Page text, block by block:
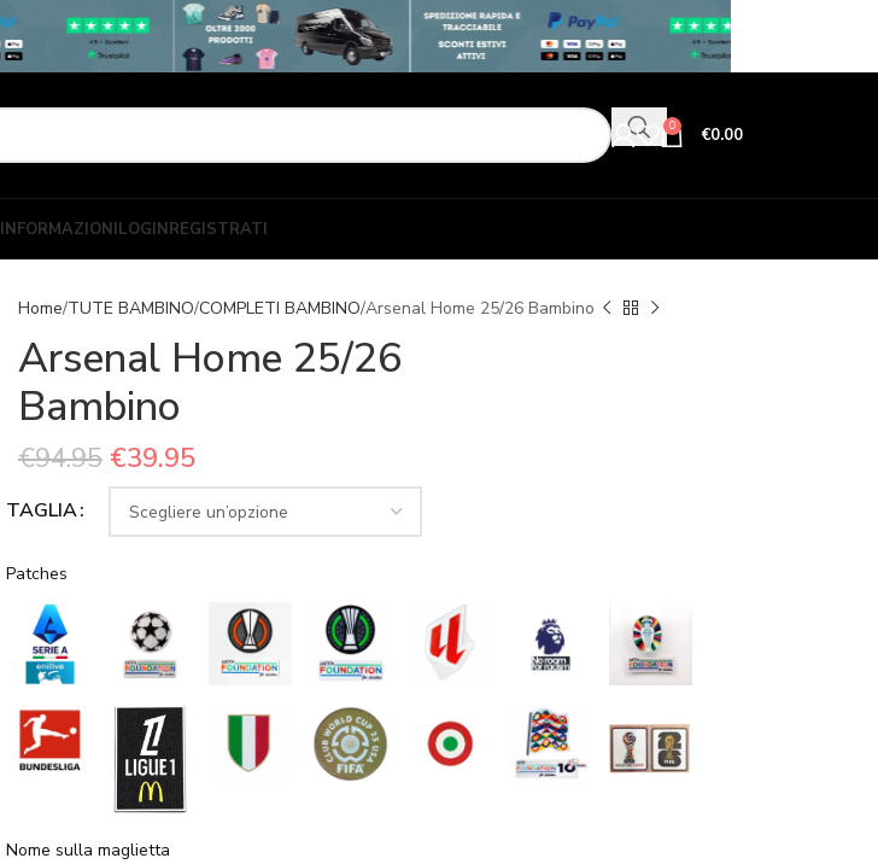
0 €0.00
INFORMAZIONILOGINREGISTRATI
Home TUTE BAMBINO COMPLETI BAMBINO Arsenal Home 25/26 Bambino
Arsenal Home 25/26
Bambino
€94.95 €39.95
TAGLIA
Patches
Nome sulla maglietta